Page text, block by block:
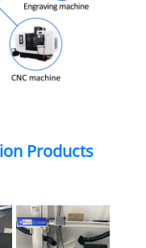
Products